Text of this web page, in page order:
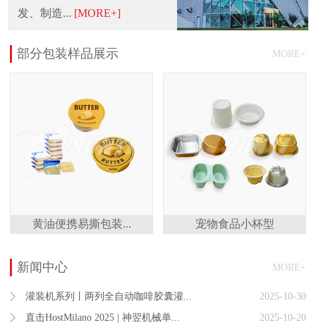
发、制造... [MORE+]
MORE+
部分包装样品展示
黄油便携易撕包装... 宠物食品小杯型
MORE+
新闻中心
2025-10-30
灌装机系列丨两列全自动咖啡胶囊灌...
2025-10-20
直击HostMilano 2025 | 神翌机械单...